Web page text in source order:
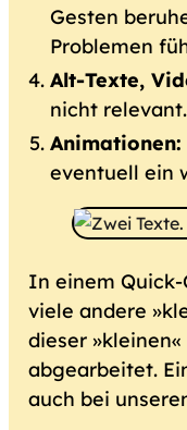
Gesten
Problemen
Alt-Texte,
nicht
Animationen:
eventuell ein
In einem
viele andere
dieser
abgearbeitet.
auch bei